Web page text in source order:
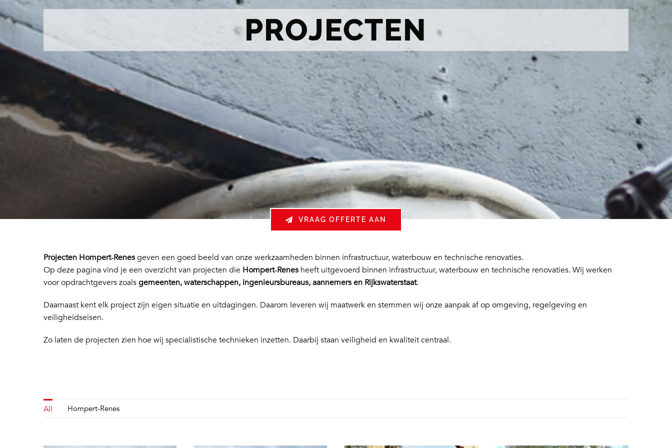
PROJECTEN
VRAAG OFFERTE AAN
Projecten Hompert‑Renesgeven een goed beeld van onze werkzaamheden binnen infrastructuur, waterbouw en technische renovaties.
Op deze pagina vind je een overzicht van projecten die Hompert‑Renesheeft uitgevoerd binnen infrastructuur, waterbouw en technische renovaties. Wij werken
voor opdrachtgevers zoalsgemeenten, waterschappen, ingenieursbureaus, aannemers en Rijkswaterstaat.
Daarnaast kent elk project zijn eigen situatie en uitdagingen. Daarom leveren wij maatwerk en stemmen wij onze aanpak af op omgeving, regelgeving en
veiligheidseisen.
Zo laten de projecten zien hoe wij specialistische technieken inzetten. Daarbij staan veiligheid en kwaliteit centraal.
All Hompert-Renes